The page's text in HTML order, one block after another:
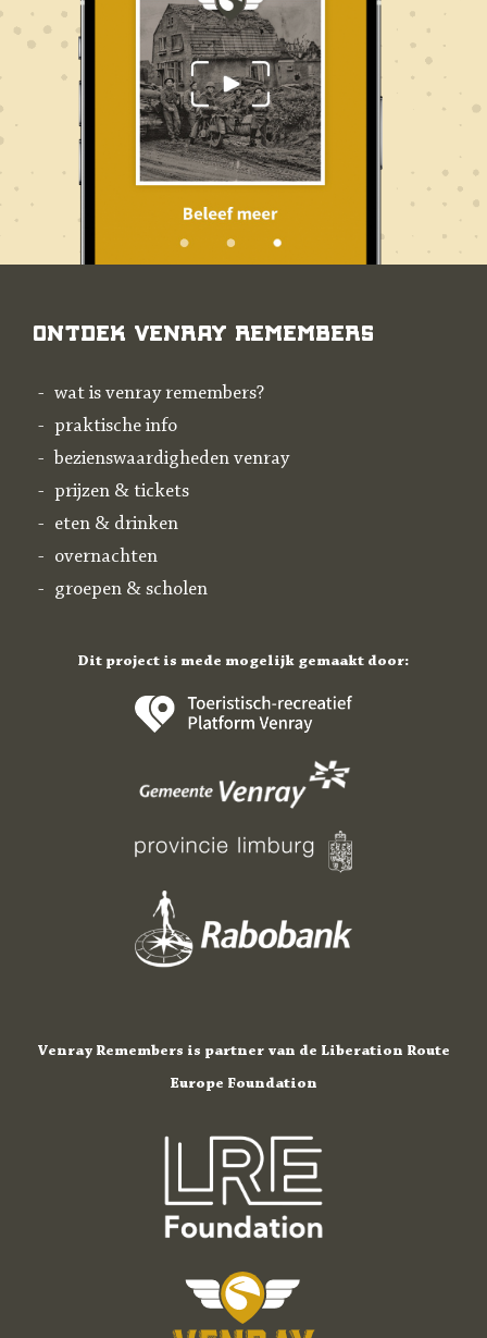
Ontdek Venray Remembers
wat is venray remembers?
praktische info
bezienswaardigheden venray
prijzen & tickets
eten & drinken
overnachten
groepen & scholen
Dit project is mede mogelijk gemaakt door:
Venray Remembers is partner van de Liberation Route
Europe Foundation